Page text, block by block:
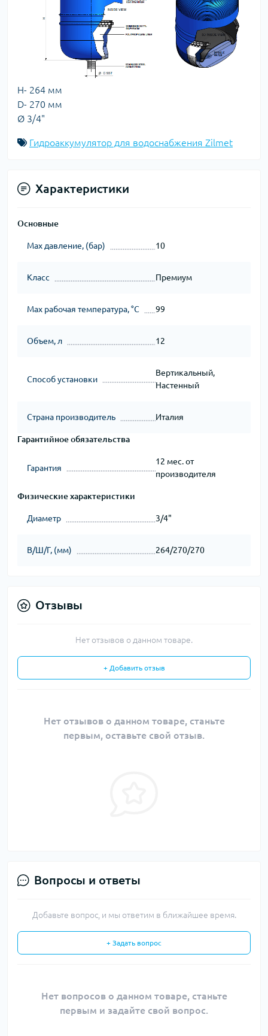
H- 264 мм
D- 270 мм
Ø 3/4"
Гидроаккумулятор для водоснабжения Zilmet
Характеристики
Основные
Max давление, (бар) 10
Класс Премиум
Мах рабочая температура, °C 99
Объем, л 12
Способ установки
Вертикальный,
Настенный
Страна производитель Италия
Гарантийное обязательства
Гарантия
12 мес. от
производителя
Физические характеристики
Диаметр 3/4"
В/Ш/Г, (мм) 264/270/270
Отзывы
Нет отзывов о данном товаре.
+ Добавить отзыв
Нет отзывов о данном товаре, станьте
первым, оставьте свой отзыв.
Вопросы и ответы
Добавьте вопрос, и мы ответим в ближайшее время.
+ Задать вопрос
Нет вопросов о данном товаре, станьте
первым и задайте свой вопрос.